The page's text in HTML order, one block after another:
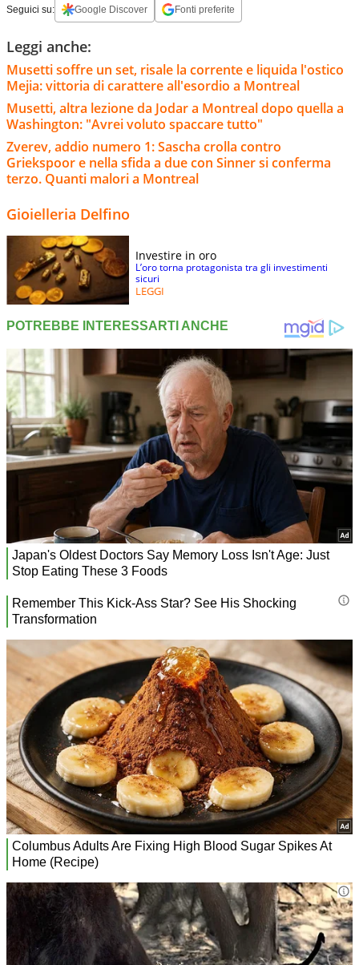
Seguici su: Google Discover Fonti preferite
Leggi anche:
Musetti soffre un set, risale la corrente e liquida l'ostico
Mejia: vittoria di carattere all'esordio a Montreal
Musetti, altra lezione da Jodar a Montreal dopo quella a
Washington: "Avrei voluto spaccare tutto"
Zverev, addio numero 1: Sascha crolla contro
Griekspoor e nella sfida a due con Sinner si conferma
terzo. Quanti malori a Montreal
Gioielleria Delfino
Investire in oro
L’oro torna protagonista tra gli investimenti
sicuri
LEGGI